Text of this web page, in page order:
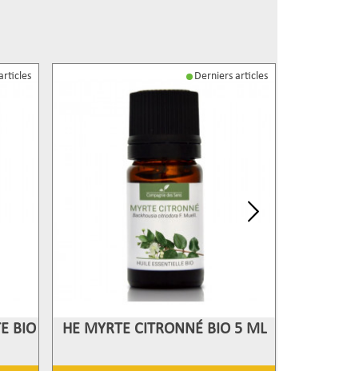
BIO
Derniers articles
Afficher Plus
HE MYRTE CITRONNÉ BIO 5 ML